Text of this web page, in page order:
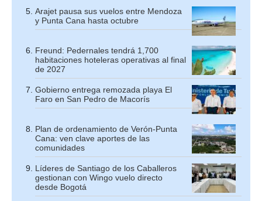
Arajet pausa sus vuelos entre Mendoza
y Punta Cana hasta octubre
Freund: Pedernales tendrá 1,700
habitaciones hoteleras operativas al final
de 2027
Gobierno entrega remozada playa El
Faro en San Pedro de Macorís
Plan de ordenamiento de Verón-Punta
Cana: ven clave aportes de las
comunidades
Líderes de Santiago de los Caballeros
gestionan con Wingo vuelo directo
desde Bogotá